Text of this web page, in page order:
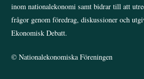
inom nationalekonomi samt bidrar till att
frågor genom föredrag, diskussioner och
Ekonomisk Debatt.
©Nationalekonomiska Föreningen